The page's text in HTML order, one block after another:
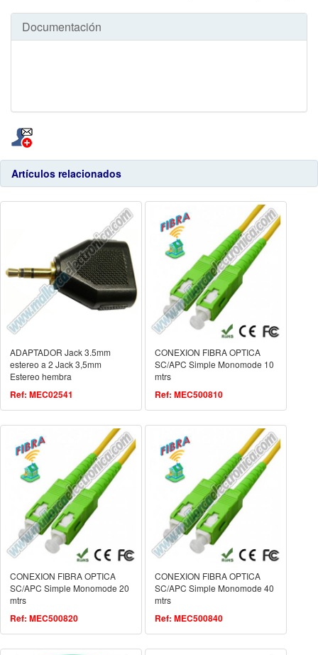
Documentación
Artículos relacionados
ADAPTADOR Jack 3.5mm
estereo a 2 Jack 3,5mm
Estereo hembra
Ref: MEC02541
CONEXION FIBRA OPTICA
SC/APC Simple Monomode 10
mtrs
Ref: MEC500810
CONEXION FIBRA OPTICA
SC/APC Simple Monomode 20
mtrs
Ref: MEC500820
CONEXION FIBRA OPTICA
SC/APC Simple Monomode 40
mtrs
Ref: MEC500840